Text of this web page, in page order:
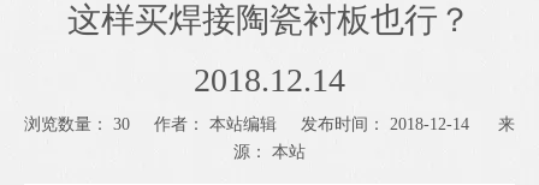
这样买焊接陶瓷衬板也行？
2018.12.14
浏览数量： 30 作者： 本站编辑 发布时间： 2018-12-14 来
源： 本站